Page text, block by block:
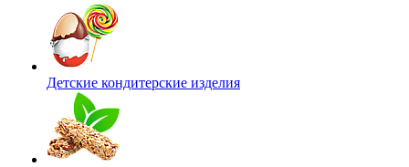
Детские кондитерские изделия